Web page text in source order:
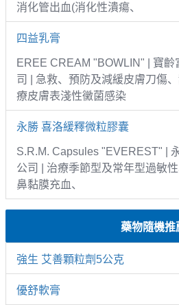
消化管出血(消化性潰瘍、
四益乳膏
EREE CREAM "BOWLIN" | 寶齡
司 | 急救、預防及減緩皮膚刀傷
療皮膚表淺性黴菌感染
永勝 喜洛緩釋微粒膠囊
S.R.M. Capsules "EVEREST" |
公司 | 治療季節型及常年型過敏
鼻黏膜充血、
藥物隨機推
強生 艾善顆粒劑5公克
優舒軟膏